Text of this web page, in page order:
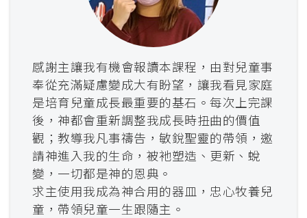
感謝主讓我有機會報讀本課程，由對兒童事
奉從充滿疑慮變成大有盼望，讓我看見家庭
是培育兒童成長最重要的基石。每次上完課
後，神都會重新調整我成長時扭曲的價值
觀；教導我凡事禱告，敏銳聖靈的帶領，邀
請神進入我的生命，被衪塑造、更新、蛻
變，一切都是神的恩典。
求主使用我成為神合用的器皿，忠心牧養兒
童，帶領兒童一生跟隨主。